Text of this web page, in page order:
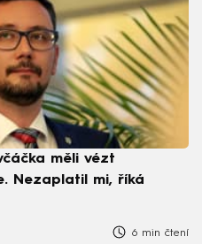
měli vézt
Nezaplatil mi, říká
6 min čtení